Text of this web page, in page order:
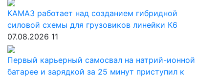
КАМАЗ работает над созданием гибридной
силовой схемы для грузовиков линейки К6
07.08.2026 11
Первый карьерный самосвал на натрий-ионной
батарее и зарядкой за 25 минут приступил к